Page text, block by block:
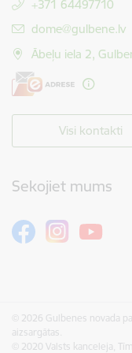
+371 64497710
E-pasts:
dome@gulbene.lv
Ābeļu iela 2,
Visi kontakti
Sekojiet mums
© 2026 Gulbenes novada
aizsargātas.
© 2020 Valsts kanceleja,